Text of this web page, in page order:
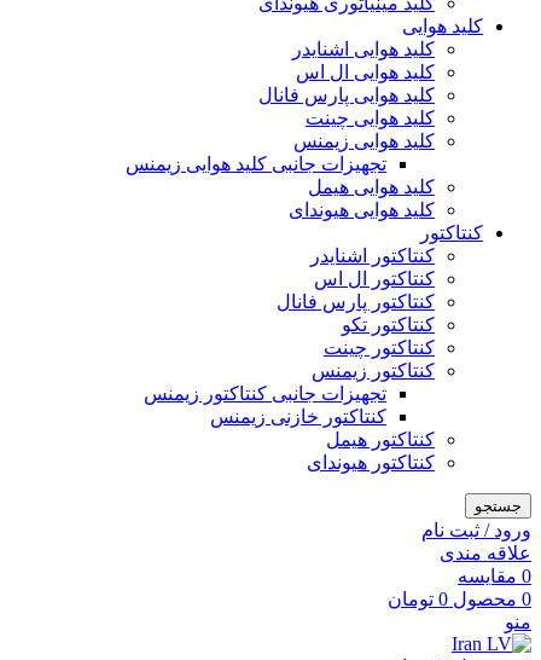
کلید هوایی
کلید هوایی اشنایدر
کلید هوایی ال اس
کلید هوایی پارس فانال
کلید هوایی چینت
کلید هوایی زیمنس
تجهیزات جانبی کلید هوایی زیمنس
کلید هوایی هیمل
کلید هوایی هیوندای
کنتاکتور
کنتاکتور اشنایدر
کنتاکتور ال اس
کنتاکتور پارس فانال
کنتاکتور تکو
کنتاکتور چینت
کنتاکتور زیمنس
تجهیزات جانبی کنتاکتور زیمنس
کنتاکتور خازنی زیمنس
کنتاکتور هیمل
کنتاکتور هیوندای
جستجو
ورود / ثبت نام
علاقه مندی
0 مقایسه
0 محصول 0 تومان
منو